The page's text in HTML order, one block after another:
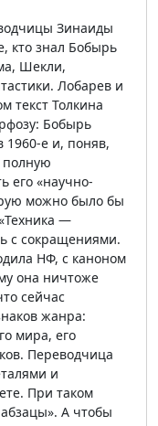
Зинаиды
кто знал Бобырь
Шекли,
Лобарев и
текст Толкина
Бобырь
1960-е и, поняв,
полную
его «научно-
можно было бы
—
с сокращениями.
НФ, с каноном
она ничтоже
сейчас
жанра:
мира, его
Переводчица
и
При таком
А чтобы